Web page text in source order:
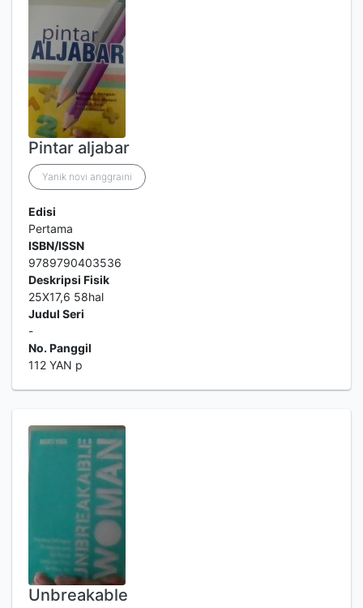
Pintar aljabar
Yanik novi anggraini
Edisi
Pertama
ISBN/ISSN
9789790403536
Deskripsi Fisik
25X17,6 58hal
Judul Seri
-
No. Panggil
112 YAN p
Unbreakable